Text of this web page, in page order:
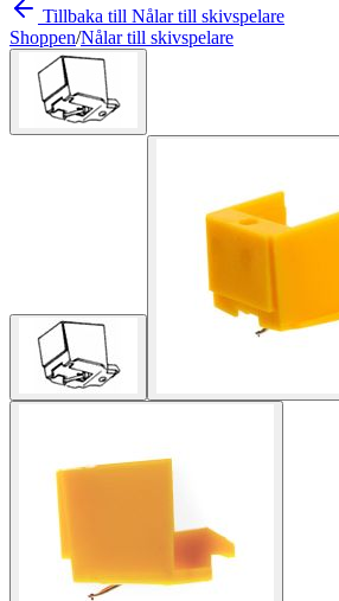
Tillbaka till Nålar till skivspelare
Shoppen/Nålar till skivspelare